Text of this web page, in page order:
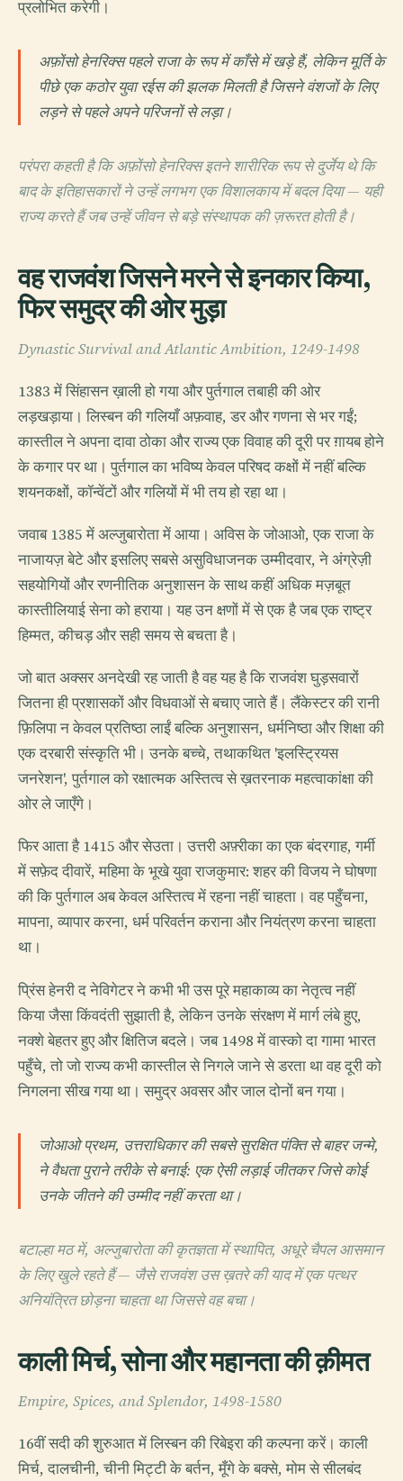
प्रलोभित करेगी।
अफ़ोंसो हेनरिक्स पहले राजा के रूप में काँसे में खड़े हैं, लेकिन मूर्ति के
पीछे एक कठोर युवा रईस की झलक मिलती है जिसने वंशजों के लिए
लड़ने से पहले अपने परिजनों से लड़ा।
परंपरा कहती है कि अफ़ोंसो हेनरिक्स इतने शारीरिक रूप से दुर्जेय थे कि
बाद के इतिहासकारों ने उन्हें लगभग एक विशालकाय में बदल दिया — यही
राज्य करते हैं जब उन्हें जीवन से बड़े संस्थापक की ज़रूरत होती है।
वह राजवंश जिसने मरने से इनकार किया,
फिर समुद्र की ओर मुड़ा
Dynastic Survival and Atlantic Ambition, 1249-1498
1383 में सिंहासन ख़ाली हो गया और पुर्तगाल तबाही की ओर
लड़खड़ाया। लिस्बन की गलियाँ अफ़वाह, डर और गणना से भर गईं;
कास्तील ने अपना दावा ठोका और राज्य एक विवाह की दूरी पर ग़ायब होने
के कगार पर था। पुर्तगाल का भविष्य केवल परिषद कक्षों में नहीं बल्कि
शयनकक्षों, कॉन्वेंटों और गलियों में भी तय हो रहा था।
जवाब 1385 में अल्जुबारोता में आया। अविस के जोआओ, एक राजा के
नाजायज़ बेटे और इसलिए सबसे असुविधाजनक उम्मीदवार, ने अंग्रेज़ी
सहयोगियों और रणनीतिक अनुशासन के साथ कहीं अधिक मज़बूत
कास्तीलियाई सेना को हराया। यह उन क्षणों में से एक है जब एक राष्ट्र
हिम्मत, कीचड़ और सही समय से बचता है।
जो बात अक्सर अनदेखी रह जाती है वह यह है कि राजवंश घुड़सवारों
जितना ही प्रशासकों और विधवाओं से बचाए जाते हैं। लैंकेस्टर की रानी
फ़िलिपा न केवल प्रतिष्ठा लाईं बल्कि अनुशासन, धर्मनिष्ठा और शिक्षा की
एक दरबारी संस्कृति भी। उनके बच्चे, तथाकथित 'इलस्ट्रियस
जनरेशन', पुर्तगाल को रक्षात्मक अस्तित्व से ख़तरनाक महत्वाकांक्षा की
ओर ले जाएँगे।
फिर आता है 1415 और सेउता। उत्तरी अफ़्रीका का एक बंदरगाह, गर्मी
में सफ़ेद दीवारें, महिमा के भूखे युवा राजकुमार: शहर की विजय ने घोषणा
की कि पुर्तगाल अब केवल अस्तित्व में रहना नहीं चाहता। वह पहुँचना,
मापना, व्यापार करना, धर्म परिवर्तन कराना और नियंत्रण करना चाहता
था।
प्रिंस हेनरी द नेविगेटर ने कभी भी उस पूरे महाकाव्य का नेतृत्व नहीं
किया जैसा किंवदंती सुझाती है, लेकिन उनके संरक्षण में मार्ग लंबे हुए,
नक्शे बेहतर हुए और क्षितिज बदले। जब 1498 में वास्को दा गामा भारत
पहुँचे, तो जो राज्य कभी कास्तील से निगले जाने से डरता था वह दूरी को
निगलना सीख गया था। समुद्र अवसर और जाल दोनों बन गया।
जोआओ प्रथम, उत्तराधिकार की सबसे सुरक्षित पंक्ति से बाहर जन्मे,
ने वैधता पुराने तरीके से बनाई: एक ऐसी लड़ाई जीतकर जिसे कोई
उनके जीतने की उम्मीद नहीं करता था।
बटाल्हा मठ में, अल्जुबारोता की कृतज्ञता में स्थापित, अधूरे चैपल आसमान
के लिए खुले रहते हैं — जैसे राजवंश उस ख़तरे की याद में एक पत्थर
अनियंत्रित छोड़ना चाहता था जिससे वह बचा।
काली मिर्च, सोना और महानता की क़ीमत
Empire, Spices, and Splendor, 1498-1580
16वीं सदी की शुरुआत में लिस्बन की रिबेइरा की कल्पना करें। काली
मिर्च, दालचीनी, चीनी मिट्टी के बर्तन, मूँगे के बक्से, मोम से सीलबंद